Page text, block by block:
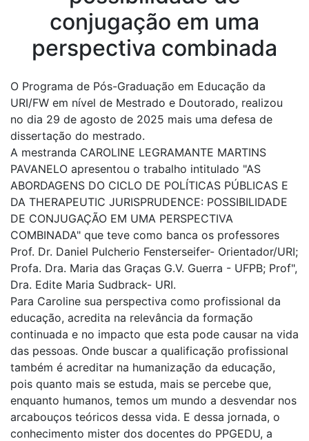
conjugação em uma
perspectiva combinada
O Programa de Pós-Graduação em Educação da
URI/FW em nível de Mestrado e Doutorado, realizou
no dia 29 de agosto de 2025 mais uma defesa de
dissertação do mestrado.
A mestranda CAROLINE LEGRAMANTE MARTINS
PAVANELO apresentou o trabalho intitulado "AS
ABORDAGENS DO CICLO DE POLÍTICAS PÚBLICAS E
DA THERAPEUTIC JURISPRUDENCE: POSSIBILIDADE
DE CONJUGAÇÃO EM UMA PERSPECTIVA
COMBINADA" que teve como banca os professores
Prof. Dr. Daniel Pulcherio Fensterseifer- Orientador/URI;
Profa. Dra. Maria das Graças G.V. Guerra - UFPB; Prof",
Dra. Edite Maria Sudbrack- URI.
Para Caroline sua perspectiva como profissional da
educação, acredita na relevância da formação
continuada e no impacto que esta pode causar na vida
das pessoas. Onde buscar a qualificação profissional
também é acreditar na humanização da educação,
pois quanto mais se estuda, mais se percebe que,
enquanto humanos, temos um mundo a desvendar nos
arcabouços teóricos dessa vida. E dessa jornada, o
conhecimento mister dos docentes do PPGEDU, a